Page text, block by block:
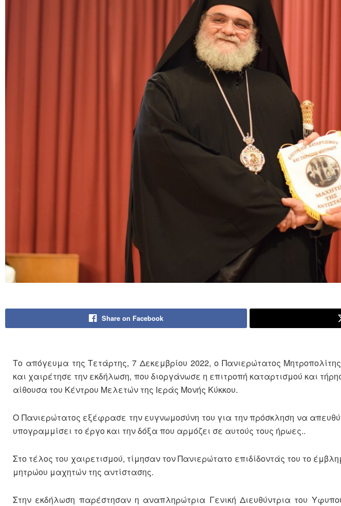
Share on Facebook
Το απόγευμα της Τετάρτης, 7 Δεκεμβρίου 2022, ο Πανιερώτατος
και χαιρέτησε την εκδήλωση, που διοργάνωσε η επιτροπή καταρτισμού και
αίθουσα του Κέντρου Μελετών της Ιεράς Μονής Κύκκου.
Ο Πανιερώτατος εξέφρασε την ευγνωμοσύνη του για την πρόσκληση να
υπογραμμίσει το έργο και την δόξα που αρμόζει σε αυτούς τους ήρωες..
Στο τέλος του χαιρετισμού, τίμησαν τον Πανιερώτατο επιδίδοντάς του το
μητρώου μαχητών της αντίστασης.
Στην εκδήλωση παρέστησαν η αναπληρώτρια Γενική Διευθύντρια του